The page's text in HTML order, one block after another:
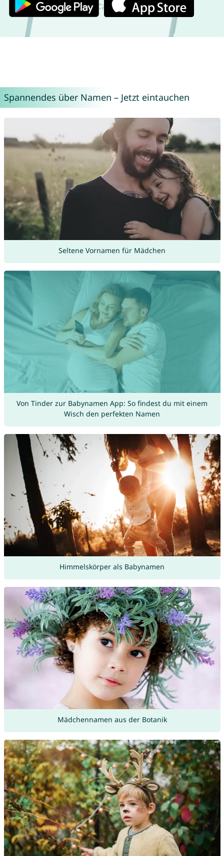
Spannendes über Namen – Jetzt eintauchen
Seltene Vornamen für Mädchen
Von Tinder zur Babynamen App: So findest du mit einem
Wisch den perfekten Namen
Himmelskörper als Babynamen
Mädchennamen aus der Botanik